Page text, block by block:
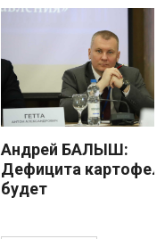
Андрей БАЛЫШ:
Дефицита
будет